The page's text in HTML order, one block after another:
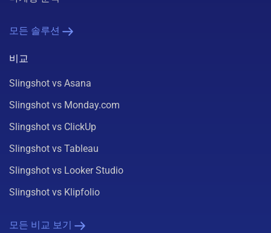
모든 솔루션
비교
Slingshot vs Asana
Slingshot vs Monday.com
Slingshot vs ClickUp
Slingshot vs Tableau
Slingshot vs Looker Studio
Slingshot vs Klipfolio
모든 비교 보기